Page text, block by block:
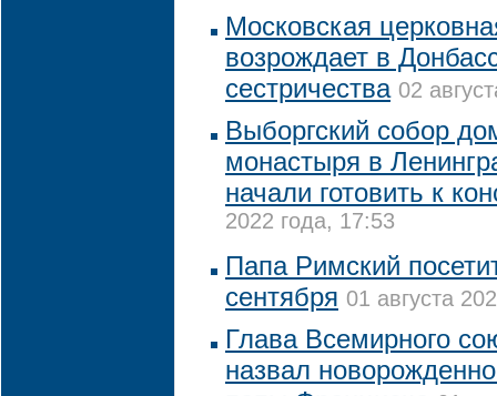
Московская
возрождает в
сестричества 02
Выборгский собор
монастыря в
начали готовить к
2022 года, 17:53
Папа Римский
сентября 01 августа
Глава Всемирного
назвал